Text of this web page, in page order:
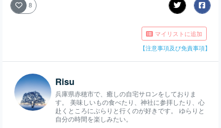
8
マイリストに追加
【注意事項及び免責事項】
Risu
兵庫県赤穂市で、癒しの自宅サロンをしておりま
す。 美味しいもの食べたり、神社に参拝したり、心
赴くところにぶらりと行くのが好きです。 ゆらりと
自分の時間を楽しみたい。